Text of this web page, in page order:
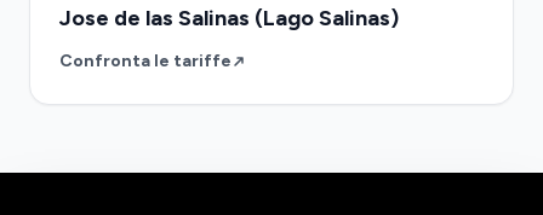
Jose de las Salinas (Lago Salinas)
Confronta le tariffe